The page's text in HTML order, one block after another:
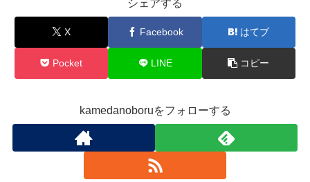
シェアする
X Facebook はてブ
Pocket LINE コピー
kamedanoboruをフォローする